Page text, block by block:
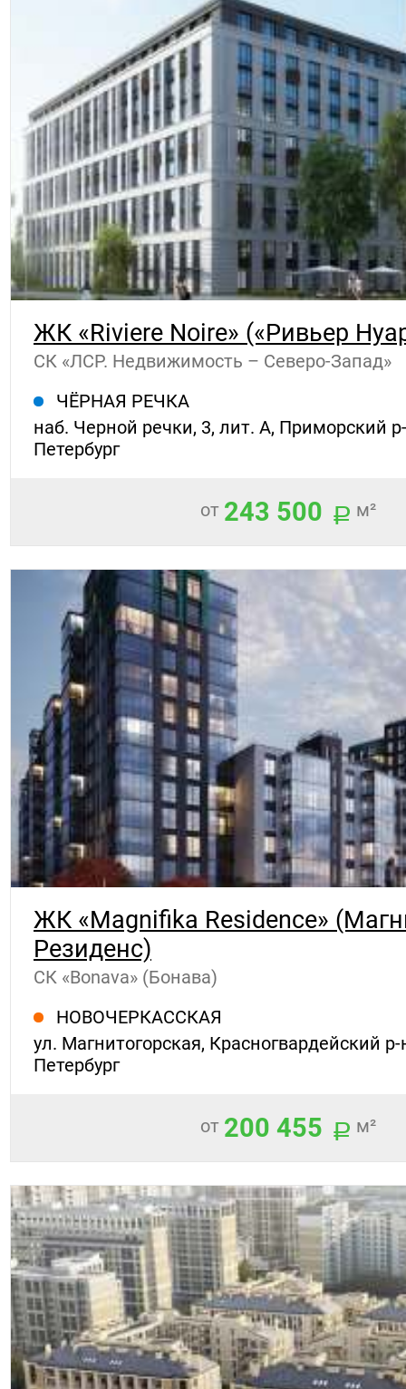
ЖК «Riviere Noire» («Ривьер
СК «ЛСР. Недвижимость – Северо-Запад»
ЧЁРНАЯ РЕЧКА
наб. Черной речки, 3, лит. А, Приморский
Петербург
от 243 500 м²
ЖК «Magnifika Residence»
Резиденс)
СК «Bonava» (Бонава)
НОВОЧЕРКАССКАЯ
ул. Магнитогорская, Красногвардейский
Петербург
от 200 455 м²